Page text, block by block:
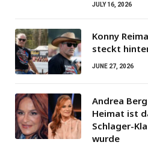
JULY 16, 2026
Konny
steckt
JUNE 27, 2026
Andrea
Heimat ist
Schlager-
wurde